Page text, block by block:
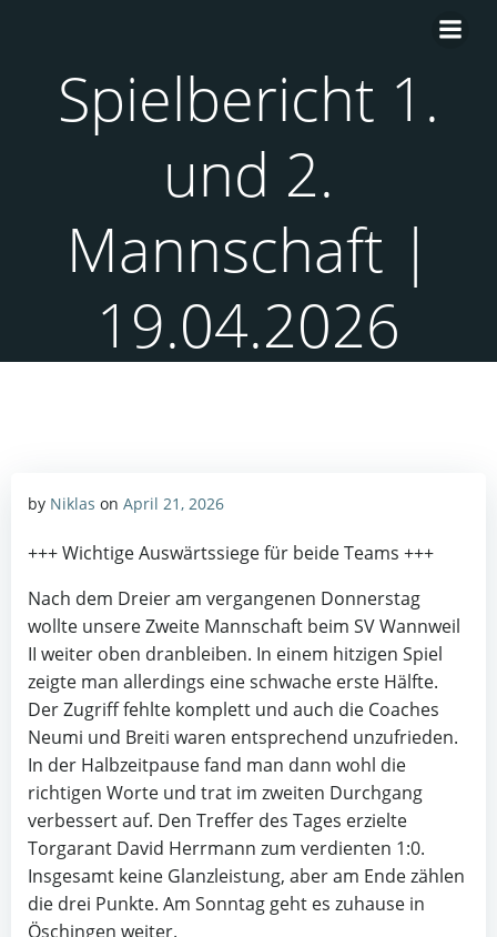
Spielbericht 1.
und 2.
Mannschaft |
19.04.2026
by Niklas on April 21, 2026
+++ Wichtige Auswärtssiege für beide Teams +++
Nach dem Dreier am vergangenen Donnerstag
wollte unsere Zweite Mannschaft beim SV Wannweil
II weiter oben dranbleiben. In einem hitzigen Spiel
zeigte man allerdings eine schwache erste Hälfte.
Der Zugriff fehlte komplett und auch die Coaches
Neumi und Breiti waren entsprechend unzufrieden.
In der Halbzeitpause fand man dann wohl die
richtigen Worte und trat im zweiten Durchgang
verbessert auf. Den Treffer des Tages erzielte
Torgarant David Herrmann zum verdienten 1:0.
Insgesamt keine Glanzleistung, aber am Ende zählen
die drei Punkte. Am Sonntag geht es zuhause in
Öschingen weiter.